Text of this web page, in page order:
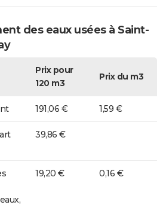
des eaux usées à Saint-
Prix pour
120 m3
Prix du m3
191,06 € 1,59 €
39,86 €
19,20 € 0,16 €